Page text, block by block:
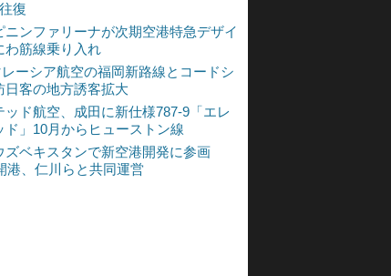
復
ニンファリーナが次期空港特急デザイ
筋線乗り入れ
ーシア航空の福岡新路線とコードシ
客の地方誘客拡大
ッド航空、成田に新仕様787-9「エレ
ド」10月からヒューストン線
ズベキスタンで新空港開発に参画
港、仁川らと共同運営